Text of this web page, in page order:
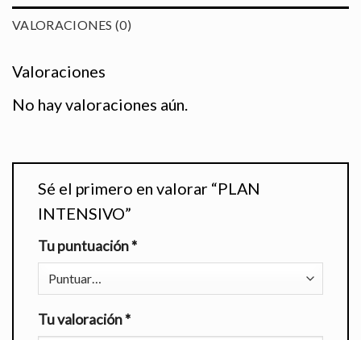
VALORACIONES (0)
Valoraciones
No hay valoraciones aún.
Sé el primero en valorar “PLAN
INTENSIVO”
Tu puntuación*
Tu valoración*